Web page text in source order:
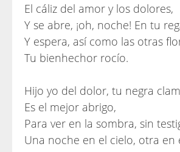
El cáliz del amor y los dolores,
Y se abre, ¡oh, noche! En tu
Y espera, así como las otras
Tu bienhechor rocío.
Hijo yo del dolor, tu negra
Es el mejor abrigo,
Para ver en la sombra, sin
Una noche en el cielo, otra en